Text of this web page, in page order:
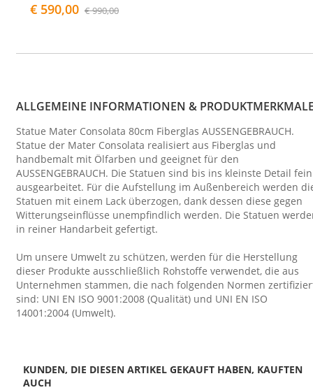
€ 590,00 € 990,00
ALLGEMEINE INFORMATIONEN &
Statue Mater Consolata 80cm Fiberglas AUSSENGEBRAUCH.
Statue der Mater Consolata realisiert aus Fiberglas und
handbemalt mit Ölfarben und geeignet für den
AUSSENGEBRAUCH. Die Statuen sind bis ins kleinste Detail fein
ausgearbeitet. Für die Aufstellung im Außenbereich werden
Statuen mit einem Lack überzogen, dank dessen diese gegen
Witterungseinflüsse unempfindlich werden. Die Statuen
in reiner Handarbeit gefertigt.
Um unsere Umwelt zu schützen, werden für die Herstellung
dieser Produkte ausschließlich Rohstoffe verwendet, die aus
Unternehmen stammen, die nach folgenden Normen
sind: UNI EN ISO 9001:2008 (Qualität) und UNI EN ISO
14001:2004 (Umwelt).
KUNDEN, DIE DIESEN ARTIKEL GEKAUFT HABEN, KAUFTEN
AUCH